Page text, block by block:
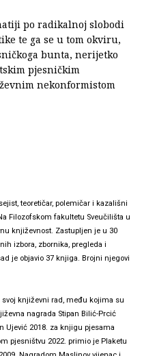
po radikalnoj slobodi
te ga se u tom okviru,
bunta, nerijetko
pjesničkim
nekonformistom
teoretičar, polemičar i kazališni
Filozofskom fakultetu Sveučilišta u
književnost. Zastupljen je u 30
izbora, zbornika, pregleda i
je objavio 37 knjiga. Brojni njegovi
književni rad, među kojima su
nagrada Stipan Bilić-Prcić
Ujević 2018. za knjigu pjesama
pjesništvu 2022. primio je Plaketu